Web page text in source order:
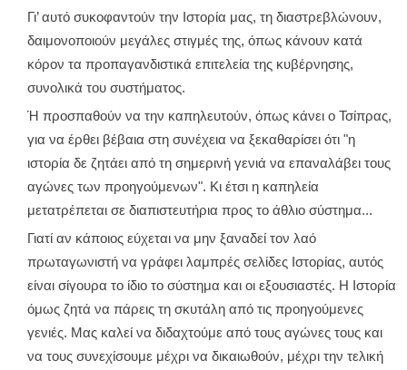
Γι’ αυτό συκοφαντούν την Ιστορία μας, τη διαστρεβλώνουν,
δαιμονοποιούν μεγάλες στιγμές της, όπως κάνουν κατά
κόρον τα προπαγανδιστικά επιτελεία της κυβέρνησης,
συνολικά του συστήματος.
Ή προσπαθούν να την καπηλευτούν, όπως κάνει ο Τσίπρας,
για να έρθει βέβαια στη συνέχεια να ξεκαθαρίσει ότι "η
ιστορία δε ζητάει από τη σημερινή γενιά να επαναλάβει τους
αγώνες των προηγούμενων". Κι έτσι η καπηλεία
μετατρέπεται σε διαπιστευτήρια προς το άθλιο σύστημα...
Γιατί αν κάποιος εύχεται να μην ξαναδεί τον λαό
πρωταγωνιστή να γράφει λαμπρές σελίδες Ιστορίας, αυτός
είναι σίγουρα το ίδιο το σύστημα και οι εξουσιαστές. Η Ιστορία
όμως ζητά να πάρεις τη σκυτάλη από τις προηγούμενες
γενιές. Μας καλεί να διδαχτούμε από τους αγώνες τους και
να τους συνεχίσουμε μέχρι να δικαιωθούν, μέχρι την τελική